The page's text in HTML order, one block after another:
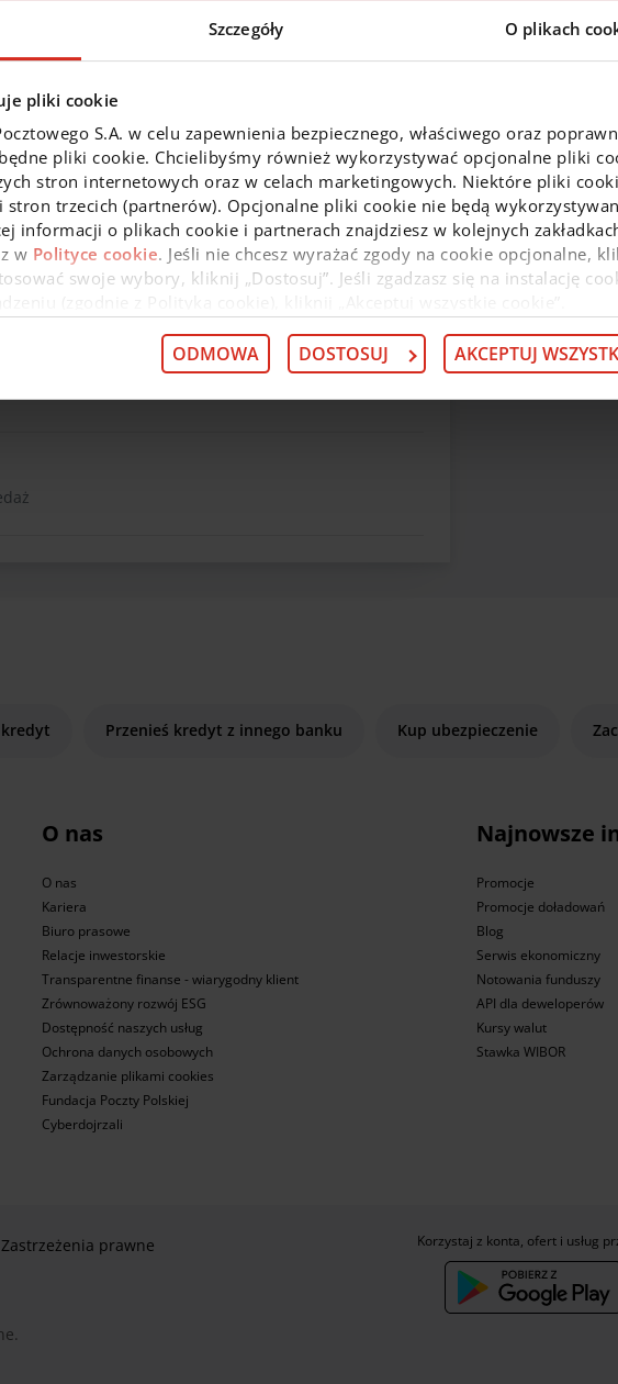
Szczegóły O plikach
pliki cookie
S.A. w celu zapewnienia bezpiecznego, właściwego oraz
pliki cookie. Chcielibyśmy również wykorzystywać opcjonalne pliki
stron internetowych oraz w celach marketingowych. Niektóre pliki
stron trzecich (partnerów). Opcjonalne pliki cookie nie będą
informacji o plikach cookie i partnerach znajdziesz w kolejnych
w Polityce cookie. Jeśli nie chcesz wyrażać zgody na cookie opcjonalne,
swoje wybory, kliknij „Dostosuj”. Jeśli zgadzasz się na instalację
przysługujących w związku z tym uprawnieniach, znajdziesz podlinkiem.
ODMOWA DOSTOSUJ AKCEPTUJ
Przenieś kredyt z innego banku Kup ubezpieczenie
O nas
O nas
Kariera
Biuro prasowe
Relacje inwestorskie
Transparentne finanse - wiarygodny klient
Zrównoważony rozwój ESG
Dostępność naszych usług
Ochrona danych osobowych
Zarządzanie plikami cookies
Fundacja Poczty Polskiej
Cyberdojrzali
Najnowsze
Promocje
Promocje doładowań
Blog
Serwis ekonomiczny
Notowania funduszy
API dla deweloperów
Kursy walut
Stawka WIBOR
Zastrzeżenia prawne Korzystaj z konta, ofert i usług